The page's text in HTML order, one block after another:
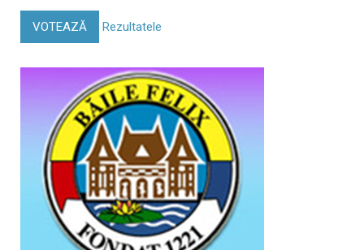
VOTEAZĂ Rezultatele